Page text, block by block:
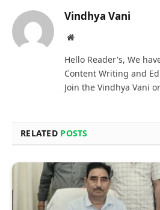
Vindhya Vani
Website
Hello Reader's, We
Content Writing and
Join the Vindhya Vani
RELATED POSTS